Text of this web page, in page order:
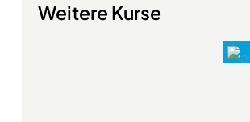
Weitere Kurse